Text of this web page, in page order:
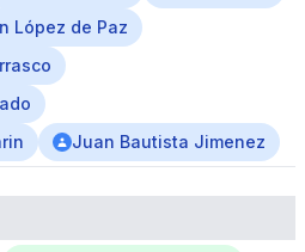
López de Paz
Juan Bautista Jimenez